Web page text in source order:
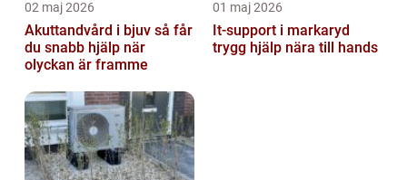
02 maj 2026
Akuttandvård i bjuv så får
du snabb hjälp när
olyckan är framme
01 maj 2026
It-support i markaryd
trygg hjälp nära till hands